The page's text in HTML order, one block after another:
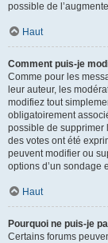
possible de
Haut
Comment puis-je
Comme pour les
leur auteur, les
modifiez tout
obligatoirement
possible de supprimer
des votes ont été
peuvent modifier ou
options d’un sondage
Haut
Pourquoi ne puis-je
Certains forums